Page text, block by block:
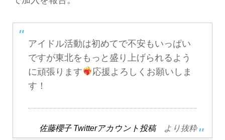
アイドル活動は初めてで不安もいっぱい
ですが東北をもっと盛り上げられるよう
に頑張ります
応援よろしくお願いしま
す！
佐藤櫻子 Twitterアカウント投稿より抜粋